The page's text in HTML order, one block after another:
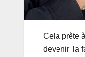
Cela prête
devenir la